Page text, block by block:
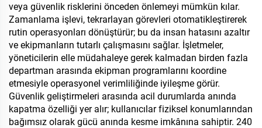
veya güvenlik risklerini önceden önlemeyi mümkün kılar.
Zamanlama işlevi, tekrarlayan görevleri otomatikleştirerek
rutin operasyonları dönüştürür; bu da insan hatasını azaltır
ve ekipmanların tutarlı çalışmasını sağlar. İşletmeler,
yöneticilerin elle müdahaleye gerek kalmadan birden fazla
departman arasında ekipman programlarını koordine
etmesiyle operasyonel verimliliğinde iyileşme görür.
Güvenlik geliştirmeleri arasında acil durumlarda anında
kapatma özelliği yer alır; kullanıcılar fiziksel konumlarından
bağımsız olarak gücü anında kesme imkânına sahiptir. 240